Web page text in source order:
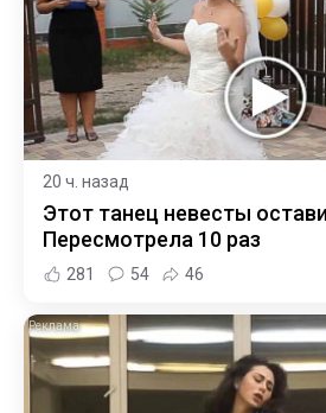
20 ч. назад
Этот танец невесты
Пересмотрела 10 раз
281 54 46